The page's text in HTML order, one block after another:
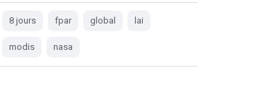
8 jours fpar global lai
modis nasa